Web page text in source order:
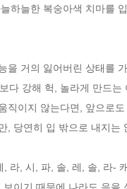
하늘한 복숭아색 치마를
을 거의 잃어버린 상태를
다 강해 헉, 놀라게 만드는
직이지 않는다면, 앞으로
, 당연히 입 밖으로 내지는
라, 시, 파, 솔, 레, 솔, 라-
이기 때문에 나라도 음을